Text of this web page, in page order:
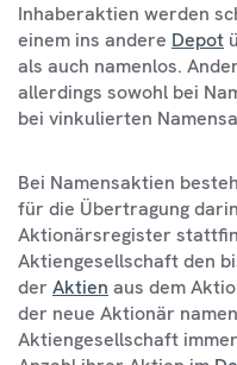
Inhaberaktien werden
einem ins andere Depot
als auch namenlos.
allerdings sowohl bei
bei vinkulierten
Bei Namensaktien
für die Übertragung
Aktionärsregister
Aktiengesellschaft den
der Aktien aus dem
der neue Aktionär
Aktiengesellschaft